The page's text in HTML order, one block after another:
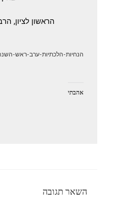
הראשון לציון,
הנחיות-הלכתיות-ערב-ראש-השנה-תשפא-
אהבתי
השאר תגובה